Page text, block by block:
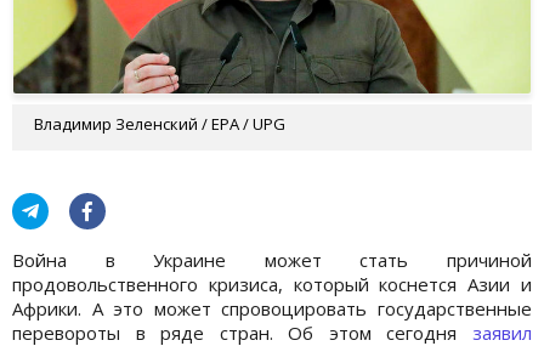
Владимир Зеленский / EPA / UPG
Война в Украине может стать причиной
продовольственного кризиса, который коснется Азии и
Африки. А это может спровоцировать государственные
перевороты в ряде стран. Об этом сегодня заявил